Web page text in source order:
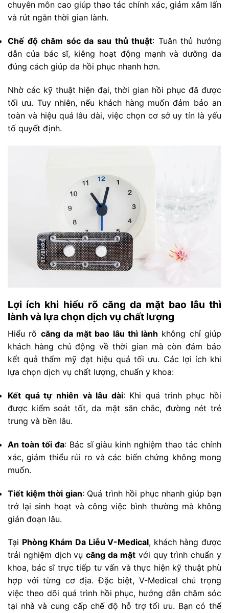
chuyên môn cao giúp thao tác chính xác, giảm xâm lấn
và rút ngắn thời gian lành.
Chế độ chăm sóc da sau thủ thuật: Tuân thủ hướng
dẫn của bác sĩ, kiêng hoạt động mạnh và dưỡng da
đúng cách giúp da hồi phục nhanh hơn.
Nhờ các kỹ thuật hiện đại, thời gian hồi phục đã được
tối ưu. Tuy nhiên, nếu khách hàng muốn đảm bảo an
toàn và hiệu quả lâu dài, việc chọn cơ sở uy tín là yếu
tố quyết định.
Lợi ích khi hiểu rõ căng da mặt bao lâu thì
lành và lựa chọn dịch vụ chất lượng
Hiểu rõ căng da mặt bao lâu thì lành không chỉ giúp
khách hàng chủ động về thời gian mà còn đảm bảo
kết quả thẩm mỹ đạt hiệu quả tối ưu. Các lợi ích khi
lựa chọn dịch vụ chất lượng, chuẩn y khoa:
Kết quả tự nhiên và lâu dài: Khi quá trình phục hồi
được kiểm soát tốt, da mặt săn chắc, đường nét trẻ
trung và bền lâu.
An toàn tối đa: Bác sĩ giàu kinh nghiệm thao tác chính
xác, giảm thiểu rủi ro và các biến chứng không mong
muốn.
Tiết kiệm thời gian: Quá trình hồi phục nhanh giúp bạn
trở lại sinh hoạt và công việc bình thường mà không
gián đoạn lâu.
Tại Phòng Khám Da Liễu V-Medical, khách hàng được
trải nghiệm dịch vụcăng da mặtvới quy trình chuẩn y
khoa, bác sĩ trực tiếp tư vấn và thực hiện kỹ thuật phù
hợp với từng cơ địa. Đặc biệt, V-Medical chú trọng
việc theo dõi quá trình hồi phục, hướng dẫn chăm sóc
tại nhà và cung cấp chế độ hỗ trợ tối ưu. Bạn có thể